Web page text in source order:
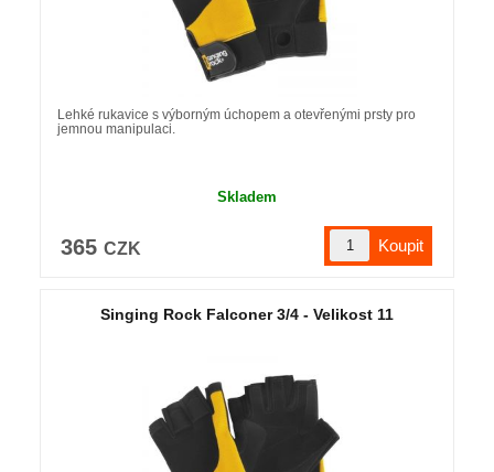
Lehké rukavice s výborným úchopem a otevřenými prsty pro
jemnou manipulaci.
Skladem
365 CZK
Singing Rock Falconer 3/4 - Velikost 11